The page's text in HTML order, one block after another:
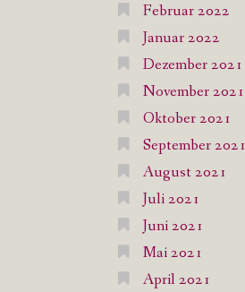
Februar 2022
Januar 2022
Dezember 2021
November 2021
Oktober 2021
September 2021
August 2021
Juli 2021
Juni 2021
Mai 2021
April 2021